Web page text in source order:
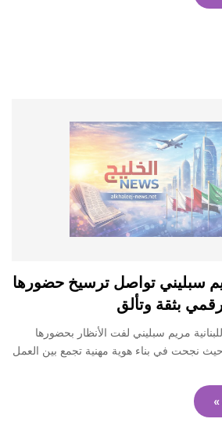
سبليني تواصل ترسيخ حضورها
بثقة وتألق
مريم سبليني لفت الأنظار بحضورها
حيث نجحت في بناء هوية مهنية تجمع بين العمل
»